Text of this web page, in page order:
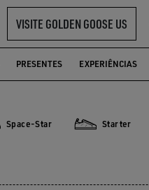
VISITE GOLDEN GOOSE US
PRESENTES EXPERIÊNCIAS
Space-Star Starter